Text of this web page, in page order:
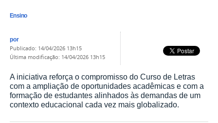
Ensino
por
publicado: 14/04/2026 13h15
última modificação: 14/04/2026 13h15
A iniciativa reforça o compromisso do Curso de Letras
com a ampliação de oportunidades acadêmicas e com a
formação de estudantes alinhados às demandas de um
contexto educacional cada vez mais globalizado.